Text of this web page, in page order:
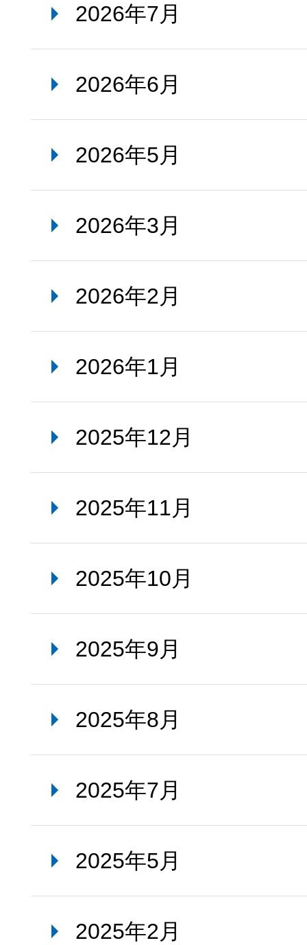
2026年7月
2026年6月
2026年5月
2026年3月
2026年2月
2026年1月
2025年12月
2025年11月
2025年10月
2025年9月
2025年8月
2025年7月
2025年5月
2025年2月